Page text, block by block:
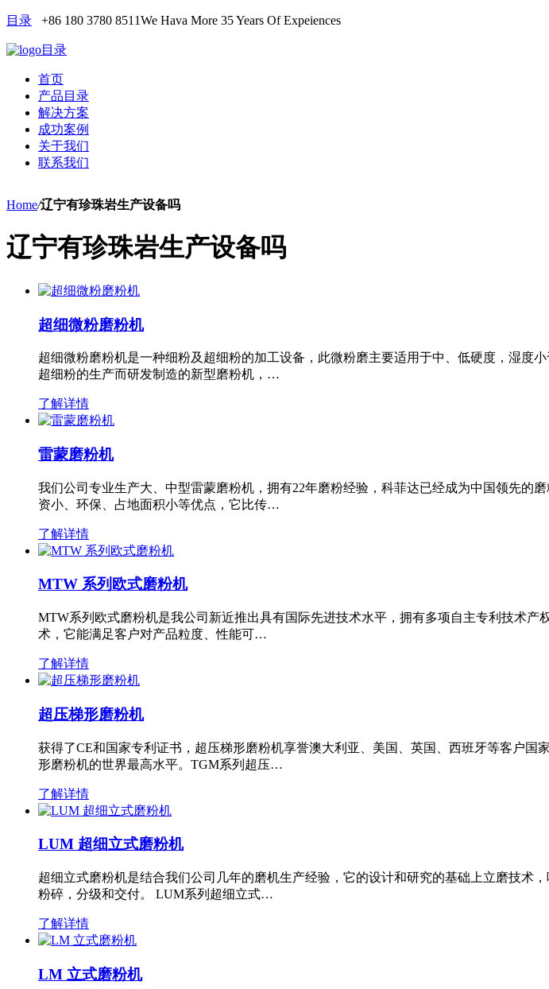
目录 +86 180 3780 8511We Hava More 35 Years Of Expeiences
目录
首页
产品目录
解决方案
成功案例
关于我们
联系我们
Home/辽宁有珍珠岩生产设备吗
辽宁有珍珠岩生产设备吗
超细微粉磨粉机
超细微粉磨粉机是一种细粉及超细粉的加工设备，此微粉磨主要适用于中、低硬度，湿度
超细粉的生产而研发制造的新型磨粉机，…
了解详情
雷蒙磨粉机
我们公司专业生产大、中型雷蒙磨粉机，拥有22年磨粉经验，科菲达已经成为中国领先的
资小、环保、占地面积小等优点，它比传…
了解详情
MTW 系列欧式磨粉机
MTW系列欧式磨粉机是我公司新近推出具有国际先进技术水平，拥有多项自主专利技术
术，它能满足客户对产品粒度、性能可…
了解详情
超压梯形磨粉机
获得了CE和国家专利证书，超压梯形磨粉机享誉澳大利亚、美国、英国、西班牙等客户
形磨粉机的世界最高水平。TGM系列超压…
了解详情
LUM 超细立式磨粉机
超细立式磨粉机是结合我们公司几年的磨机生产经验，它的设计和研究的基础上立磨技术
粉碎，分级和交付。 LUM系列超细立式…
了解详情
LM 立式磨粉机